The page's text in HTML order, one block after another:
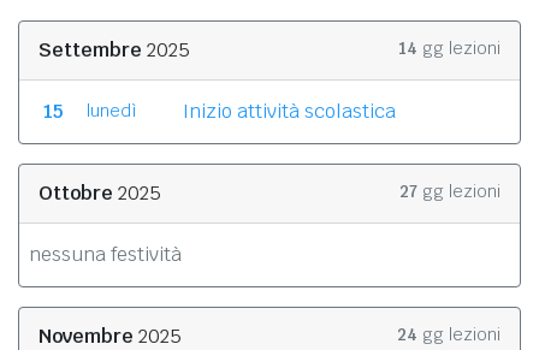
Settembre 2025 14 gg lezioni
15 lunedì Inizio attività scolastica
Ottobre 2025 27 gg lezioni
nessuna festività
Novembre 2025 24 gg lezioni